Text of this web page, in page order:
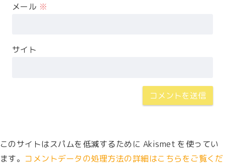
メール ※
サイト
このサイトはスパムを低減するために Akismet を使ってい
ます。 コメントデータの処理方法の詳細はこちらをご覧くだ